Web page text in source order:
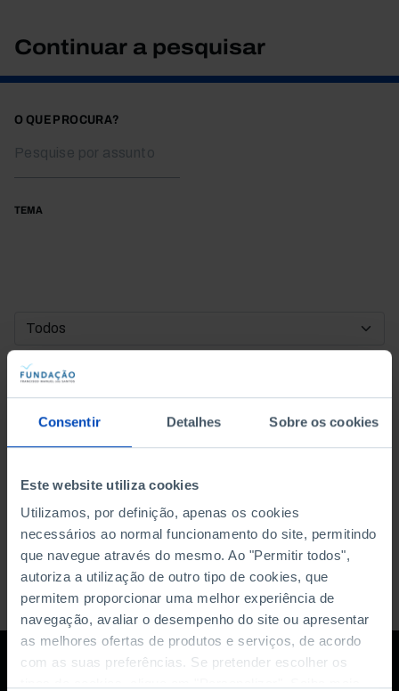
Consentir Detalhes Sobre os cookies
Este website utiliza cookies
Utilizamos, por definição, apenas os cookies
necessários ao normal funcionamento do site, permitindo
que navegue através do mesmo. Ao "Permitir todos",
autoriza a utilização de outro tipo de cookies, que
permitem proporcionar uma melhor experiência de
navegação, avaliar o desempenho do site ou apresentar
as melhores ofertas de produtos e serviços, de acordo
com as suas preferências. Se pretender escolher os
Continuar a pesquisar
O QUE PROCURA?
TEMA
DATA DE INÍCIO
DATA DE FIM